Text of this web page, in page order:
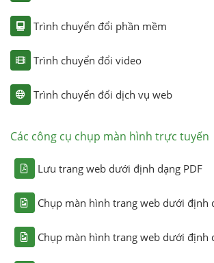
Trình chuyển đổi phần mềm
Trình chuyển đổi video
Trình chuyển đổi dịch vụ web
Các công cụ chụp màn hình trực tuyến
Lưu trang web dưới định dạng PDF
Chụp màn hình trang web dưới định
Chụp màn hình trang web dưới định